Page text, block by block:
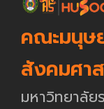
คณะมนุษ
สังคมศา
มหาวิทยาลั